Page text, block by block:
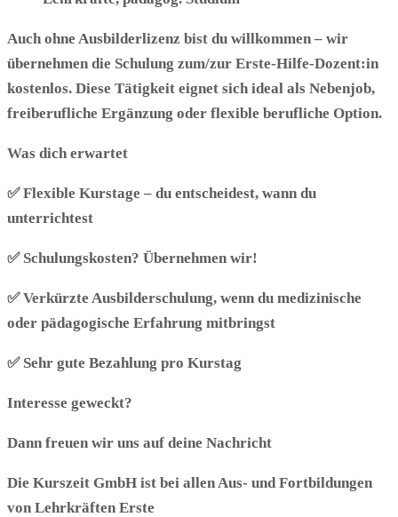
Auch ohne Ausbilderlizenz bist du willkommen – wir
übernehmen die Schulung zum/zur Erste-Hilfe-Dozent:in
kostenlos. Diese Tätigkeit eignet sich ideal als Nebenjob,
freiberufliche Ergänzung oder flexible berufliche Option.
Was dich erwartet
✅Flexible Kurstage – du entscheidest, wann du
unterrichtest
✅ Schulungskosten? Übernehmen wir!
✅Verkürzte Ausbilderschulung, wenn du medizinische
oder pädagogische Erfahrung mitbringst
✅ Sehr gute Bezahlung pro Kurstag
Interesse geweckt?
Dann freuen wir uns auf deine Nachricht
Die Kurszeit GmbH ist bei allen Aus- und Fortbildungen
von Lehrkräften Erste